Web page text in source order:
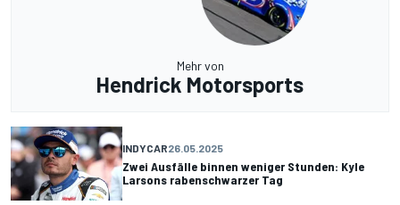
Mehr von
Hendrick Motorsports
INDYCAR26.05.2025
Zwei Ausfälle binnen weniger Stunden: Kyle
Larsons rabenschwarzer Tag